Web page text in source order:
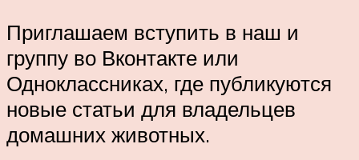
Приглашаем вступить в наш и
группу во Вконтакте или
Одноклассниках, где публикуются
новые статьи для владельцев
домашних животных.